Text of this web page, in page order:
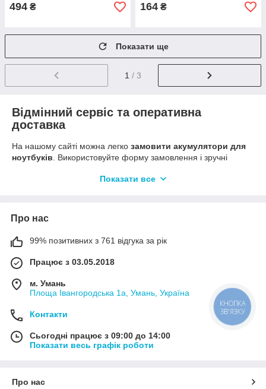
494 ₴ 164 ₴
Показати ще
1 / 3
Відмінний сервіс та оперативна
доставка
На нашому сайті можна легко замовити акумулятори для
ноутбуків . Використовуйте форму замовлення і зручні
варіант «Купівля без ризику» або оплату товару післяплатою.
ми відправимо товар в той же день. Терміни доставки будуть
залежати від графіка роботи компаній «Нова Пошта»,
«Укрпошта», «Джастін». Доступна доставка кур'єрською
службою.
Показати все
Про нас
99% позитивних з 761 відгука за рік
Працює з 03.05.2018
м. Умань
Площа Івангородська 1а, Умань, Україна
Контакти
Сьогодні працює з 09:00 до 14:00
Показати весь графік роботи
Про нас
КНОПКА
ЗВ'ЯЗКУ